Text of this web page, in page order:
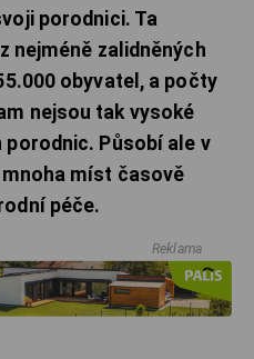
porodnici. Ta
nejméně zalidněných
obyvatel, a počty
nejsou tak vysoké
Působí ale v
míst časově
péče.
Reklama